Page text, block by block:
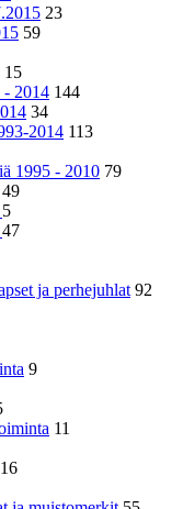
23
59
15
- 2014 144
34
2014 113
1995 - 2010 79
49
5
47
ja perhejuhlat 92
9
11
16